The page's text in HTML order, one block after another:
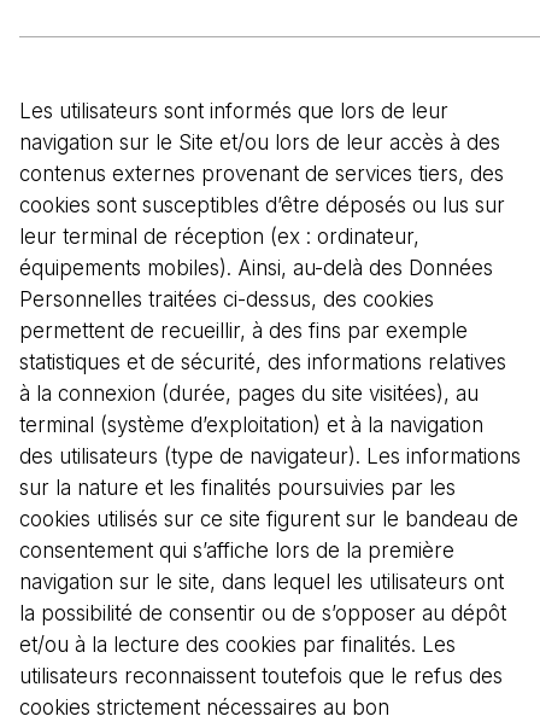
Les utilisateurs sont informés que lors de leur
navigation sur le Site et/ou lors de leur accès à des
contenus externes provenant de services tiers, des
cookies sont susceptibles d’être déposés ou lus sur
leur terminal de réception (ex : ordinateur,
équipements mobiles). Ainsi, au-delà des Données
Personnelles traitées ci-dessus, des cookies
permettent de recueillir, à des fins par exemple
statistiques et de sécurité, des informations relatives
à la connexion (durée, pages du site visitées), au
terminal (système d’exploitation) et à la navigation
des utilisateurs (type de navigateur). Les informations
sur la nature et les finalités poursuivies par les
cookies utilisés sur ce site figurent sur le bandeau de
consentement qui s’affiche lors de la première
navigation sur le site, dans lequel les utilisateurs ont
la possibilité de consentir ou de s’opposer au dépôt
et/ou à la lecture des cookies par finalités. Les
utilisateurs reconnaissent toutefois que le refus des
cookies strictement nécessaires au bon